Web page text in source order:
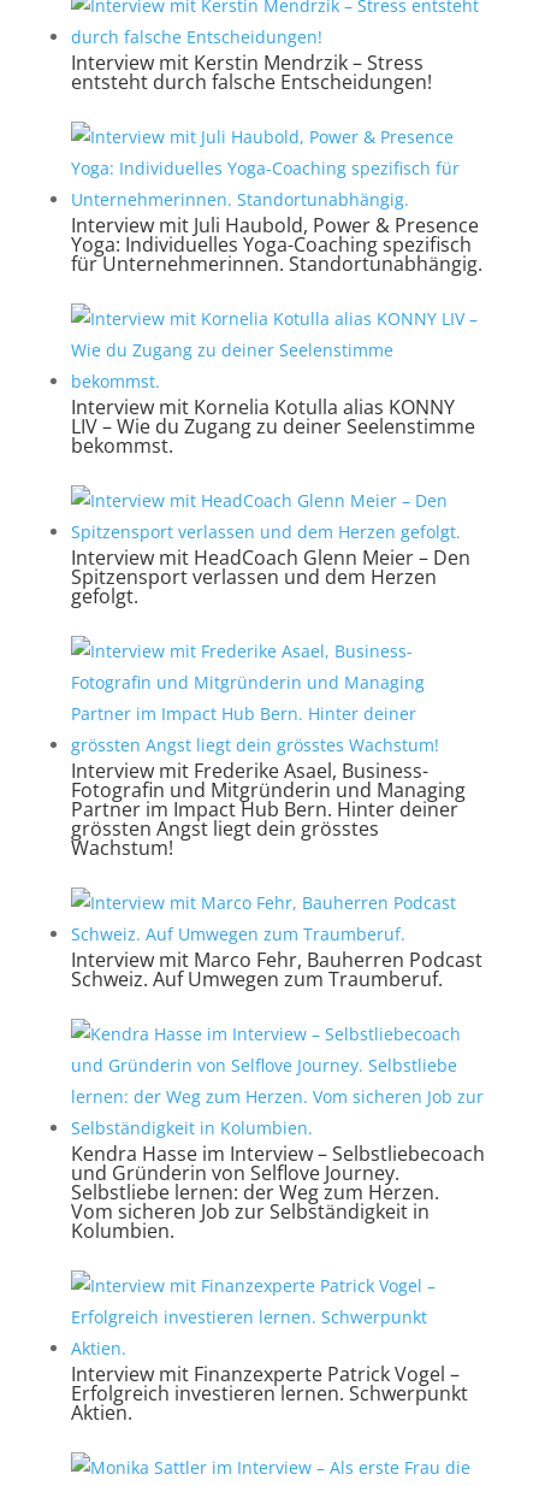
Interview mit Kerstin Mendrzik – Stress
entsteht durch falsche Entscheidungen!
Interview mit Juli Haubold, Power & Presence
Yoga: Individuelles Yoga-Coaching spezifisch
für Unternehmerinnen. Standortunabhängig.
Interview mit Kornelia Kotulla alias KONNY
LIV – Wie du Zugang zu deiner Seelenstimme
bekommst.
Interview mit HeadCoach Glenn Meier – Den
Spitzensport verlassen und dem Herzen
gefolgt.
Interview mit Frederike Asael, Business-
Fotografin und Mitgründerin und Managing
Partner im Impact Hub Bern. Hinter deiner
grössten Angst liegt dein grösstes
Wachstum!
Interview mit Marco Fehr, Bauherren Podcast
Schweiz. Auf Umwegen zum Traumberuf.
Kendra Hasse im Interview – Selbstliebecoach
und Gründerin von Selflove Journey.
Selbstliebe lernen: der Weg zum Herzen.
Vom sicheren Job zur Selbständigkeit in
Kolumbien.
Interview mit Finanzexperte Patrick Vogel –
Erfolgreich investieren lernen. Schwerpunkt
Aktien.